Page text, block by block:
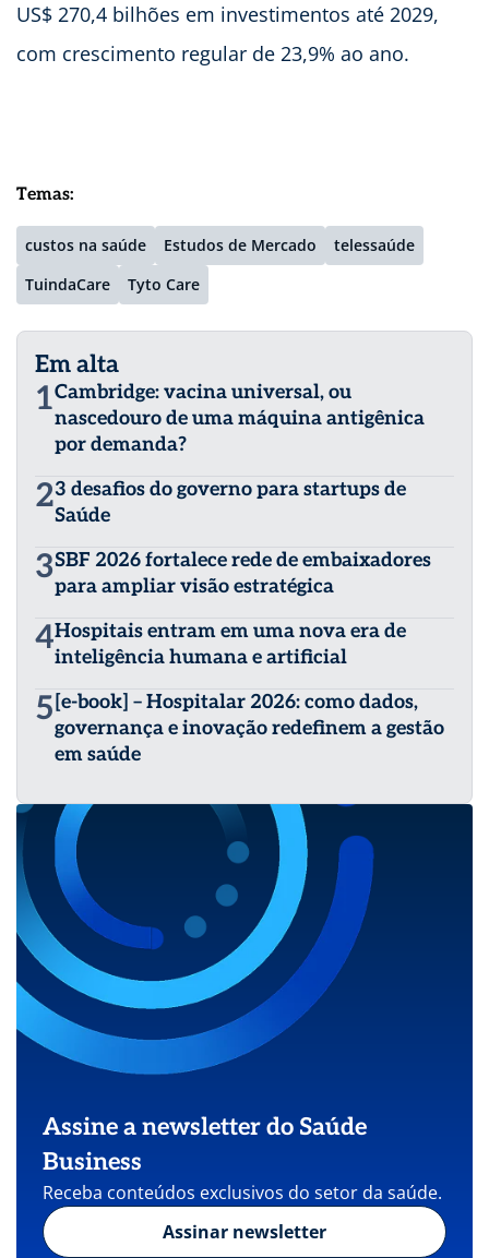
US$ 270,4 bilhões em investimentos até 2029,
com crescimento regular de 23,9% ao ano.
Temas:
custos na saúde Estudos de Mercado
telessaúde
TuindaCare
Tyto Care
Em alta
1Cambridge: vacina universal, ou
nascedouro de uma máquina antigênica
por demanda?
23 desafios do governo para startups de
Saúde
3SBF 2026 fortalece rede de embaixadores
para ampliar visão estratégica
4Hospitais entram em uma nova era de
inteligência humana e artificial
5 [e-book] – Hospitalar 2026: como dados,
governança e inovação redefinem a gestão
em saúde
Assine a newsletter do Saúde
Business
Receba conteúdos exclusivos do setor da saúde.
Assinar newsletter